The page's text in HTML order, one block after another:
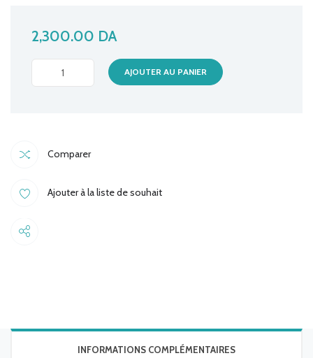
2,300.00 DA
CHARGEUR
LAPTOP
quantité
AJOUTER AU PANIER
Comparer
Ajouter à la liste de souhait
INFORMATIONS COMPLÉMENTAIRES